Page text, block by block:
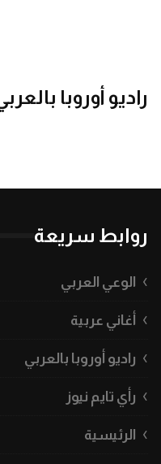
راديو أوروبا
روابط سريعة
الوعي العربي
أغاني عربية
راديو أوروبا بالعربي
رأي تايم نيوز
الرئيسية